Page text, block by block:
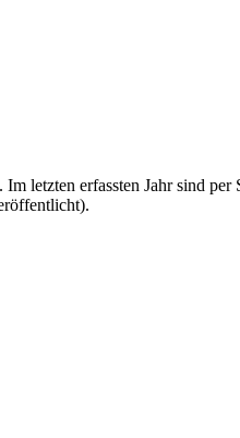
letzten erfassten Jahr sind per